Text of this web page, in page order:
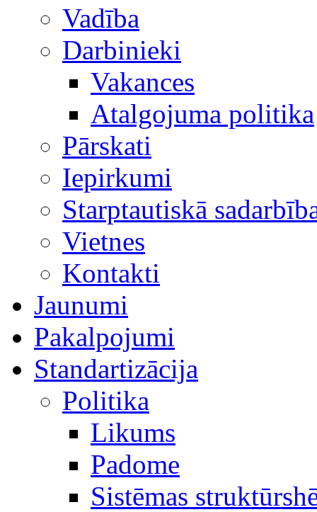
Vadība
Darbinieki
Vakances
Atalgojuma politika
Pārskati
Iepirkumi
Starptautiskā
Vietnes
Kontakti
Jaunumi
Pakalpojumi
Standartizācija
Politika
Likums
Padome
Sistēmas